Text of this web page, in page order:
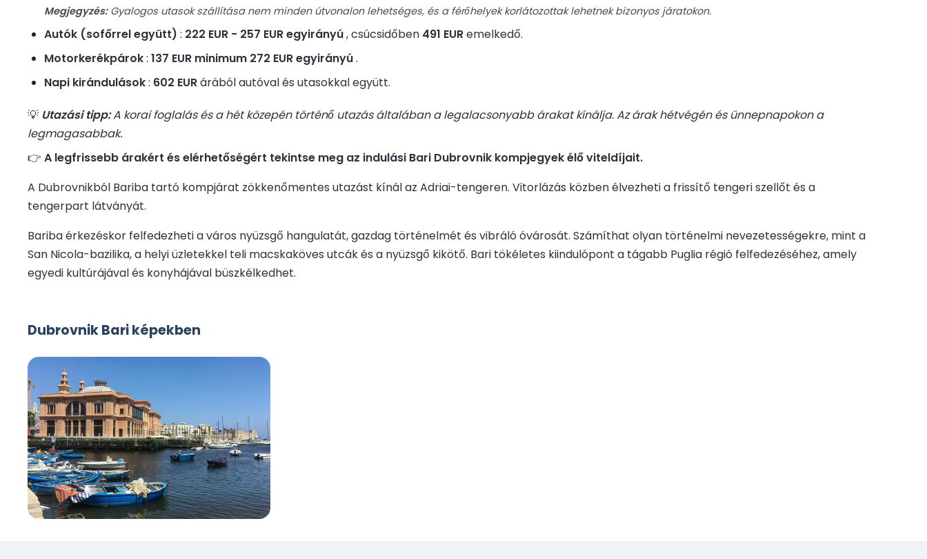
Megjegyzés:Gyalogos utasok szállítása nem minden útvonalon lehetséges, és a férőhelyek korlátozottak lehetnek bizonyos járatokon.
Autók (sofőrrel együtt) : 222 EUR - 257 EUR egyirányú, csúcsidőben 491 EURemelkedő.
Motorkerékpárok: 137 EUR minimum 272 EUR egyirányú.
Napi kirándulások: 602 EURárából autóval és utasokkal együtt.
💡 Utazási tipp:A korai foglalás és a hét közepén történő utazás általában a legalacsonyabb árakat kínálja. Az árak hétvégén és ünnepnapokon a
legmagasabbak.
👉 A legfrissebb árakért és elérhetőségért tekintse meg az indulási Bari Dubrovnik kompjegyek élő viteldíjait.
A Dubrovnikból Bariba tartó kompjárat zökkenőmentes utazást kínál az Adriai-tengeren. Vitorlázás közben élvezheti a frissítő tengeri szellőt és a
tengerpart látványát.
Bariba érkezéskor felfedezheti a város nyüzsgő hangulatát, gazdag történelmét és vibráló óvárosát. Számíthat olyan történelmi nevezetességekre, mint a
San Nicola-bazilika, a helyi üzletekkel teli macskaköves utcák és a nyüzsgő kikötő. Bari tökéletes kiindulópont a tágabb Puglia régió felfedezéséhez, amely
egyedi kultúrájával és konyhájával büszkélkedhet.
Dubrovnik Bari képekben